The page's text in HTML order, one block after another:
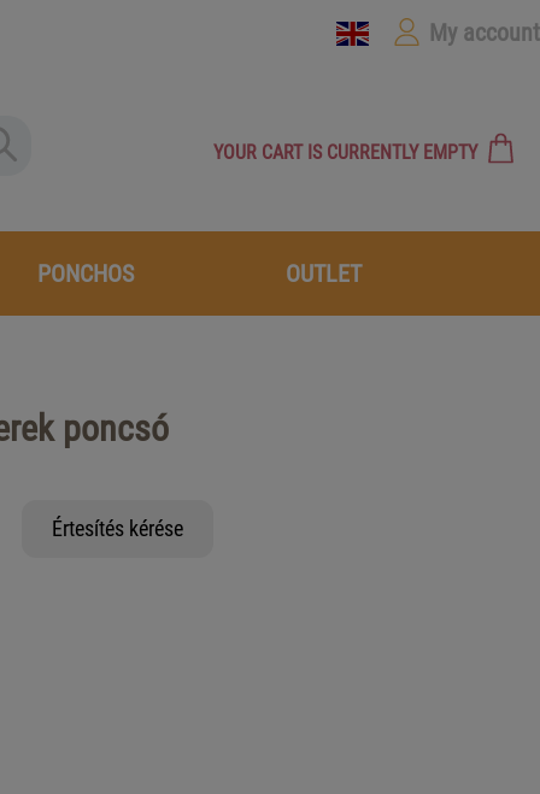
My account
YOUR CART IS CURRENTLY EMPTY
PONCHOS OUTLET
poncsó
Értesítés kérése